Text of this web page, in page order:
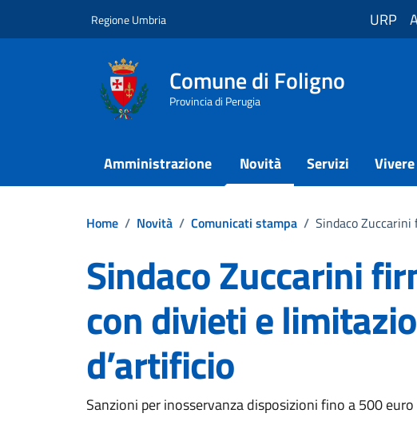
Regione Umbria URP
Comune di Foligno
Provincia di Perugia
Amministrazione Novità Servizi
Home / Novità / Comunicati stampa / Sindaco
Sindaco Zuccarini
con divieti e
d’artificio
Dettagli della notizia
Sanzioni per inosservanza disposizioni fino a 500 euro